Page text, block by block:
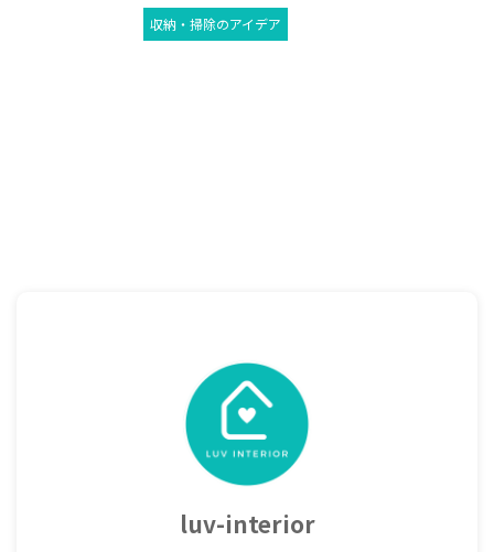
収納・掃除のアイデア
luv-interior